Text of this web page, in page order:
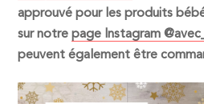
approuvé pour les produits
sur notrepage Instagram
peuvent également être